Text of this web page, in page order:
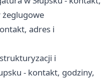
adres i
i
- kontakt, godziny,